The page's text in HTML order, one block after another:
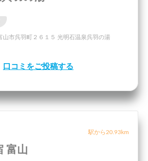
山市呉羽町２６１５ 光明石温泉呉羽の湯
口コミをご投稿する
駅から20.93km
富山